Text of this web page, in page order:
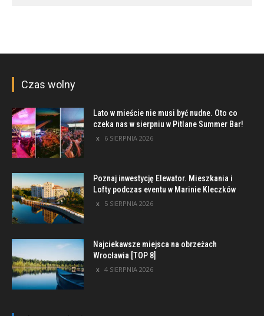
Czas wolny
Lato w mieście nie musi być nudne. Oto co
czeka nas w sierpniu w Pitlane Summer Bar!
6 SIERPNIA 2026
Poznaj inwestycję Elewator. Mieszkania i
Lofty podczas eventu w Marinie Kleczków
5 SIERPNIA 2026
Najciekawsze miejsca na obrzeżach
Wrocławia [TOP 8]
4 SIERPNIA 2026